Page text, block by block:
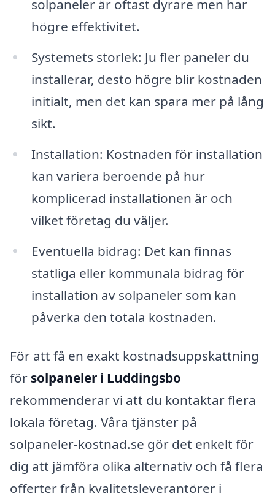
solpaneler är oftast dyrare men har
högre effektivitet.
Systemets storlek: Ju fler paneler du
installerar, desto högre blir kostnaden
initialt, men det kan spara mer på lång
sikt.
Installation: Kostnaden för installation
kan variera beroende på hur
komplicerad installationen är och
vilket företag du väljer.
Eventuella bidrag: Det kan finnas
statliga eller kommunala bidrag för
installation av solpaneler som kan
påverka den totala kostnaden.
För att få en exakt kostnadsuppskattning
för solpaneler i Luddingsbo
rekommenderar vi att du kontaktar flera
lokala företag. Våra tjänster på
solpaneler-kostnad.se gör det enkelt för
dig att jämföra olika alternativ och få flera
offerter från kvalitetsleverantörer i